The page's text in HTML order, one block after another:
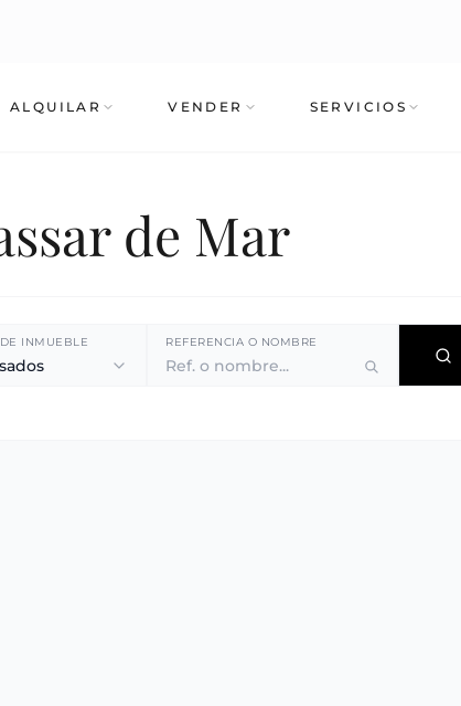
ALQUILAR VENDER SERVICIOS
de Mar
INMUEBLE REFERENCIA O NOMBRE